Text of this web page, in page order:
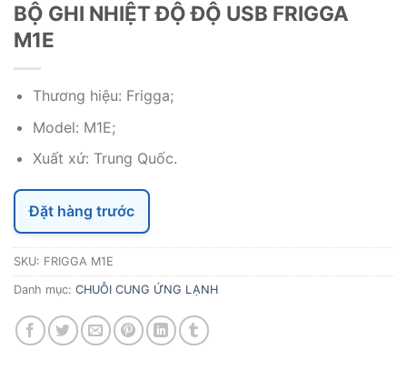
BỘ GHI NHIỆT ĐỘ ĐỘ USB FRIGGA
M1E
Thương hiệu: Frigga;
Model: M1E;
Xuất xứ: Trung Quốc.
Đặt hàng trước
SKU: FRIGGA M1E
Danh mục: CHUỖI CUNG ỨNG LẠNH